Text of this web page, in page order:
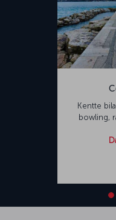
Kentte
bowling,